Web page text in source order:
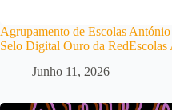
Agrupamento de Escolas
Selo Digital Ouro da
Junho 11, 2026